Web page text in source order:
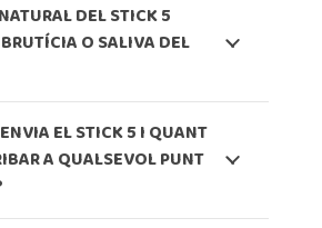
DEL STICK 5
O SALIVA DEL
EL STICK 5 I QUANT
A QUALSEVOL PUNT